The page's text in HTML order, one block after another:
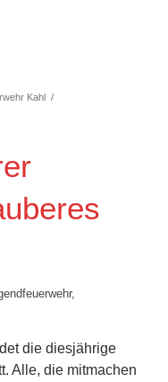
Kahl /
,
die diesjährige
Alle, die mitmachen